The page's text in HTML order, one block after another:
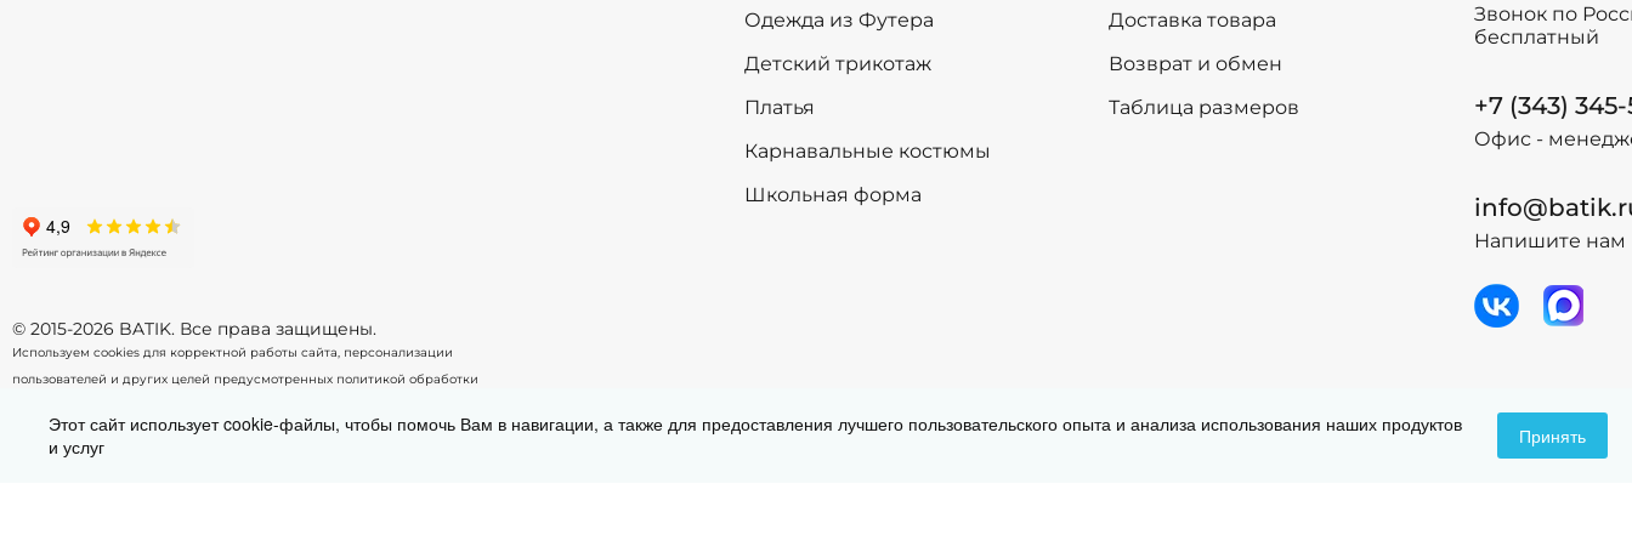
© 2015-2026 BATIK. Все права защищены.
Используем cookies для корректной работы сайта, персонализации
пользователей и других целей предусмотренных политикой обработки
Одежда из Футера
Детский трикотаж
Платья
Карнавальные костюмы
Школьная форма
Доставка товара
Возврат и обмен
Таблица размеров
Звонок по
бесплатный
+7 (343)
Офис -
Напишите нам
Этот сайт использует cookie-файлы, чтобы помочь Вам в навигации, а также для предоставления лучшего пользовательского опыта и анализа использования наших продуктов
и услуг
Принять